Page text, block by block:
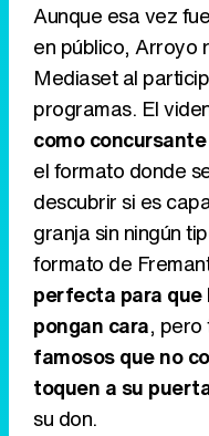
Aunque esa vez
en público, Arroyo
Mediaset al
programas. El
como
el formato donde
descubrir si es
granja sin ningún
formato de
perfecta para
pongan cara, pero
famosos que no
toquen a su
su don.